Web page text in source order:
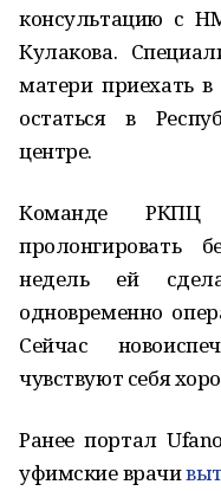
консультацию с
Кулакова.
матери приехать
остаться в
центре.
Команде РКПЦ
пролонгировать
недель ей
одновременно
Сейчас
чувствуют себя
Ранее портал
уфимские врачи